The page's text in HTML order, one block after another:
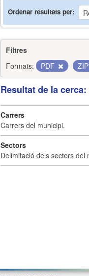
Ordenar resultats per
Filtres
Formats:
PDF
Resultat de la
Carrers
Carrers del municipi.
Sectors
Delimitació dels sectors del